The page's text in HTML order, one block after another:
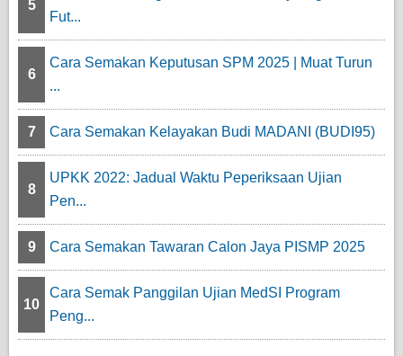
5
Fut...
6
Cara Semakan Keputusan SPM 2025 | Muat Turun
...
7 Cara Semakan Kelayakan Budi MADANI (BUDI95)
8
UPKK 2022: Jadual Waktu Peperiksaan Ujian
Pen...
9 Cara Semakan Tawaran Calon Jaya PISMP 2025
10
Cara Semak Panggilan Ujian MedSI Program
Peng...